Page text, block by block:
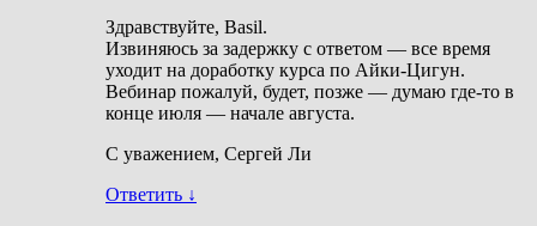
Здравствуйте, Basil.
Извиняюсь за задержку с ответом — все время
уходит на доработку курса по Айки-Цигун.
Вебинар пожалуй, будет, позже — думаю где-то в
конце июля — начале августа.
С уважением, Сергей Ли
Ответить ↓